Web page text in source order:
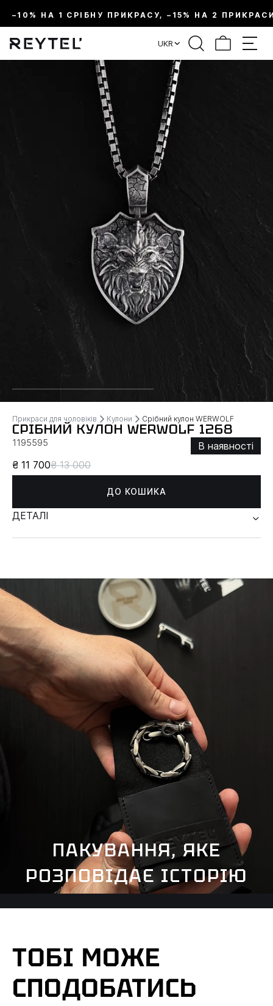
–10% НА 1 СРІБНУ ПРИКРАСУ, –15% НА 2
UKR
Прикраси для чоловіків Кулони Срібний кулон WERWOLF
СРІБНИЙ КУЛОН WERWOLF 1268
1195595
В наявності
₴ 11 700₴ 13 000
ДО КОШИКА
ДЕТАЛІ
ПАКУВАННЯ, ЯКЕ
РОЗПОВІДАЄ ІСТОРІЮ
ТОБІ МОЖЕ
СПОДОБАТИСЬ